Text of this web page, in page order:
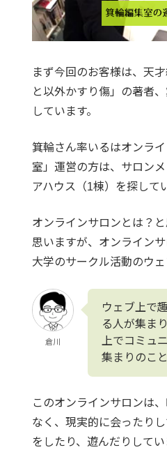
まず今回のお客様は、天
と以外かすり傷」の著者
しています。
箕輪さん率いるはオンラ
室」運営の方は、サロン
アハウス（1棟）を探して
オンラインサロンとは？
思いますが、オンラインサ
大学のサークル活動のウェ
倉川
ウェブ上で
る人が集ま
上でコミュ
集まりのこ
このオンラインサロンは
なく、現実的に会ったり
をしたり、遊んだりしてい